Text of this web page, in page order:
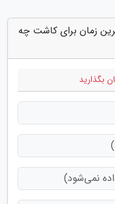
زمان برای کاشت چه
بگذارید